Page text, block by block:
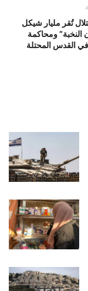
تُقر مليار شيكل
النخبة” ومحاكمة
القدس المحتلة